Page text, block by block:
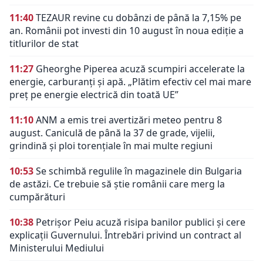
11:40TEZAUR revine cu dobânzi de până la 7,15% pe
an. Românii pot investi din 10 august în noua ediție a
titlurilor de stat
11:27 Gheorghe Piperea acuză scumpiri accelerate la
energie, carburanți și apă. „Plătim efectiv cel mai mare
preț pe energie electrică din toată UE”
11:10ANM a emis trei avertizări meteo pentru 8
august. Caniculă de până la 37 de grade, vijelii,
grindină și ploi torențiale în mai multe regiuni
10:53Se schimbă regulile în magazinele din Bulgaria
de astăzi. Ce trebuie să știe românii care merg la
cumpărături
10:38 Petrișor Peiu acuză risipa banilor publici și cere
explicații Guvernului. Întrebări privind un contract al
Ministerului Mediului